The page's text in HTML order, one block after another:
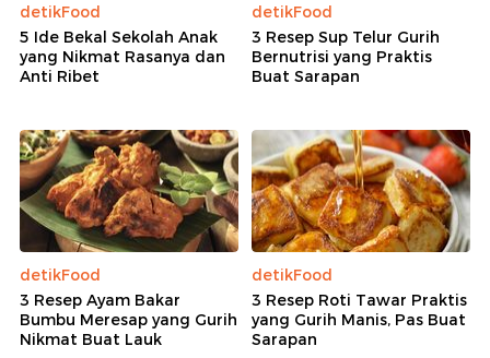
detikFood
5 Ide Bekal Sekolah Anak
yang Nikmat Rasanya dan
Anti Ribet
detikFood
3 Resep Sup Telur Gurih
Bernutrisi yang Praktis
Buat Sarapan
detikFood
3 Resep Ayam Bakar
Bumbu Meresap yang Gurih
Nikmat Buat Lauk
detikFood
3 Resep Roti Tawar Praktis
yang Gurih Manis, Pas Buat
Sarapan